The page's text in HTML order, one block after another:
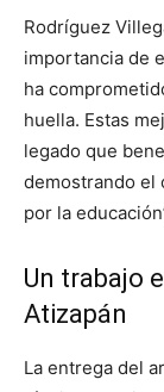
Rodríguez
importancia de
ha
huella. Estas
legado que
demostrando el
por la
Un trabajo
Atizapán
La entrega del